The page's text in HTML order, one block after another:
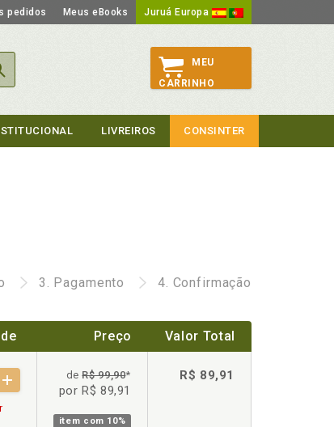
pedidos Meus eBooks Juruá Europa
MEU
CARRINHO
LIVREIROS CONSINTER
3. Pagamento 4. Confirmação
Preço Valor Total
deR$ 99,90*
por R$ 89,91
item com 10%
R$ 89,91